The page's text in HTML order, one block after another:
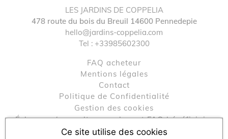
LES JARDINS DE COPPELIA
478 route du bois du Breuil 14600 Pennedepie
hello@jardins-coppelia.com
Tel : +33985602300
FAQ acheteur
Mentions légales
contact
Politique de Confidentialité
Gestion des cookies
Échanger / consulter mon bon et FAQ bénéficiaire
Engagements RSE
Ce site utilise des cookies